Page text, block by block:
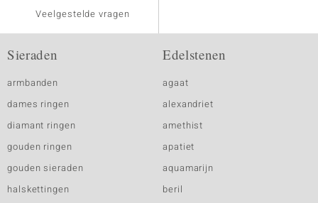
Veelgestelde vragen
Sieraden
armbanden
dames ringen
diamant ringen
gouden ringen
gouden sieraden
halskettingen
Edelstenen
agaat
alexandriet
amethist
apatiet
aquamarijn
beril